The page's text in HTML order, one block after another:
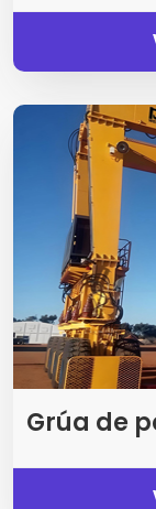
Grúa de